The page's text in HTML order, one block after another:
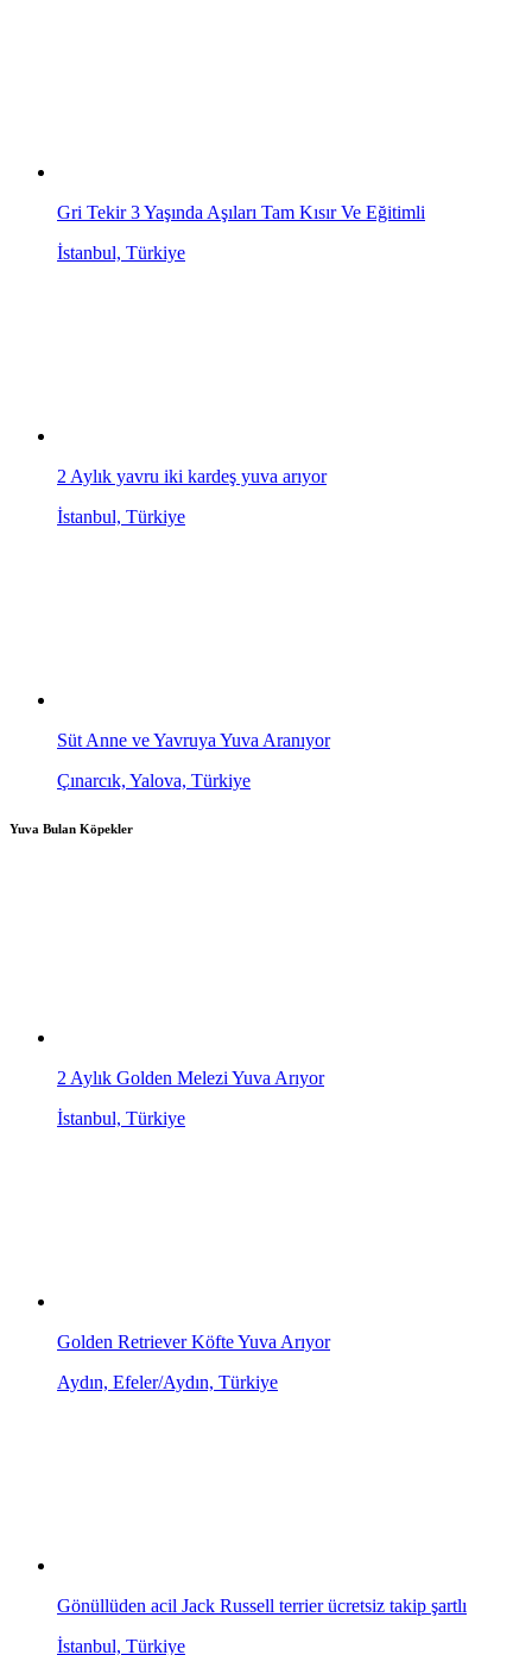
Gri Tekir 3 Yaşında Aşıları Tam Kısır Ve Eğitimli
İstanbul, Türkiye
2 Aylık yavru iki kardeş yuva arıyor
İstanbul, Türkiye
Süt Anne ve Yavruya Yuva Aranıyor
Çınarcık, Yalova, Türkiye
Yuva Bulan Köpekler
2 Aylık Golden Melezi Yuva Arıyor
İstanbul, Türkiye
Golden Retriever Köfte Yuva Arıyor
Aydın, Efeler/Aydın, Türkiye
Gönüllüden acil Jack Russell terrier ücretsiz takip şartlı
İstanbul, Türkiye